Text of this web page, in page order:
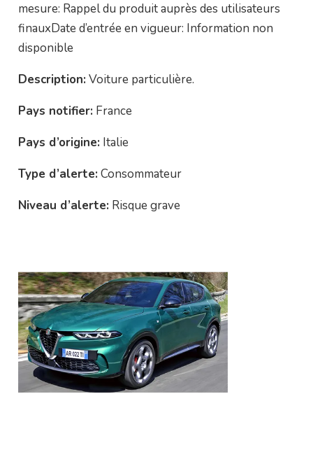
mesure: Rappel du produit auprès des utilisateurs
finauxDate d’entrée en vigueur: Information non
disponible
Description: Voiture particulière.
Pays notifier: France
Pays d’origine: Italie
Type d’alerte: Consommateur
Niveau d’alerte: Risque grave